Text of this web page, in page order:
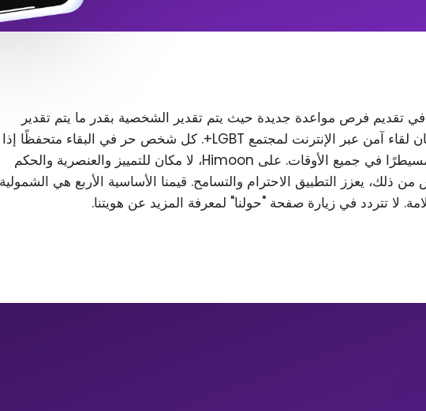
تتمثل مهمة Himoon في تقديم فرص مواعدة جديدة حيث يتم تقدير الشخصية بقدر ما يتم تقدير
المظهر. نريد إنشاء مكان لقاء آمن عبر الإنترنت لمجتمع LGBT+. كل شخص حر في البقاء متحفظًا إذا
رغب في ذلك، ويظل مسيطرًا في جميع الأوقات. على Himoon، لا مكان للتمييز والعنصرية والحكم
ذلك، يعزز التطبيق الاحترام والتسامح. قيمنا الأساسية الأربع هي الشمولية
لا تتردد في زيارة صفحة "حولنا" لمعرفة المزيد عن هويتنا.